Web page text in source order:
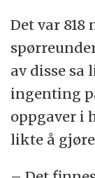
Det var
av disse
ingenting
oppgaver i
likte å